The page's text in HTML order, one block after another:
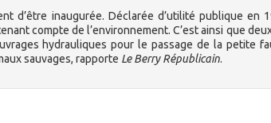
d’être inaugurée. Déclarée d’utilité publique en
compte de l’environnement. C’est ainsi que
hydrauliques pour le passage de la petite
sauvages, rapporte Le Berry Républicain.